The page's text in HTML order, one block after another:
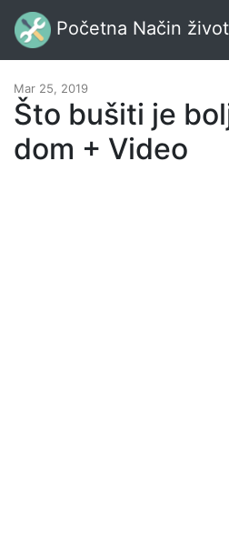
Početna Način
Mar 25, 2019
Što bušiti je
dom + Video